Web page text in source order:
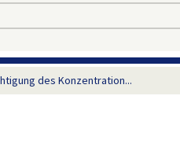
des Konzentration...